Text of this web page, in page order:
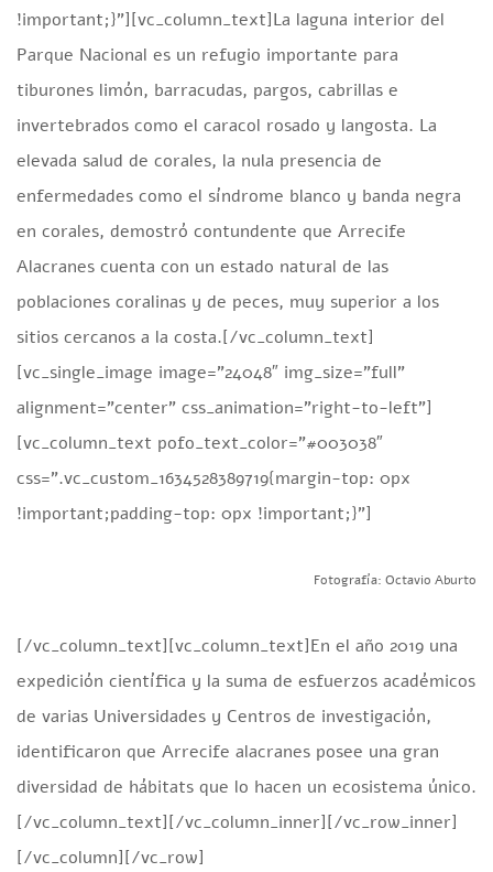
!important;}”][vc_column_text]La laguna interior del
Parque Nacional es un refugio importante para
tiburones limón, barracudas, pargos, cabrillas e
invertebrados como el caracol rosado y langosta. La
elevada salud de corales, la nula presencia de
enfermedades como el síndrome blanco y banda negra
en corales, demostró contundente que Arrecife
Alacranes cuenta con un estado natural de las
poblaciones coralinas y de peces, muy superior a los
sitios cercanos a la costa.[/vc_column_text]
[vc_single_image image=”24048″ img_size=”full”
alignment=”center” css_animation=”right-to-left”]
[vc_column_text pofo_text_color=”#003038″
css=”.vc_custom_1634528389719{margin-top: 0px
!important;padding-top: 0px !important;}”]
Fotografía: Octavio Aburto
[/vc_column_text][vc_column_text]En el año 2019 una
expedición científica y la suma de esfuerzos académicos
de varias Universidades y Centros de investigación,
identificaron que Arrecife alacranes posee una gran
diversidad de hábitats que lo hacen un ecosistema único.
[/vc_column_text][/vc_column_inner][/vc_row_inner]
[/vc_column][/vc_row]